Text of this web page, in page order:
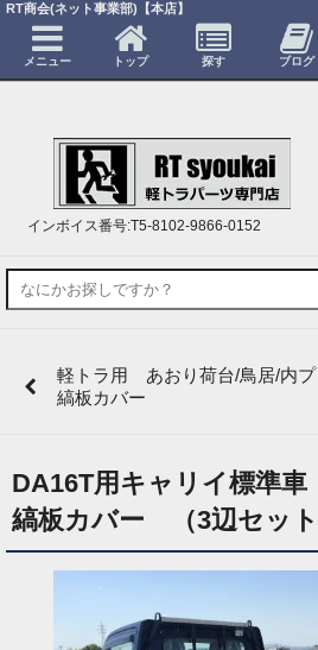
インボイス番号:T5-8102-9866-0152
軽トラ用 あおり荷台/鳥居/内プ
縞板カバー
DA16T用キャリイ標準
縞板カバー （3辺セット
RT商会(ネット事業部)【本店】
メニュー トップ 探す ブログ